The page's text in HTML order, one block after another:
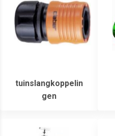
tuinslangkoppelin
gen